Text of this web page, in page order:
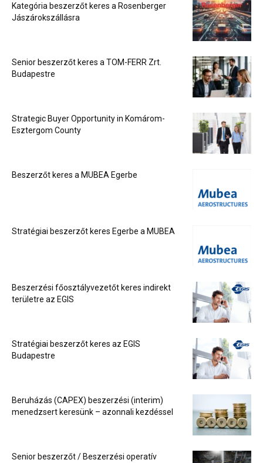
Kategória beszerzőt keres a Rosenberger
Jászárokszállásra
Senior beszerzőt keres a TOM-FERR Zrt.
Budapestre
Strategic Buyer Opportunity in Komárom-
Esztergom County
Beszerzőt keres a MUBEA Egerbe
Stratégiai beszerzőt keres Egerbe a MUBEA
Beszerzési főosztályvezetőt keres indirekt
területre az EGIS
Stratégiai beszerzőt keres az EGIS
Budapestre
Beruházás (CAPEX) beszerzési (interim)
menedzsert keresünk – azonnali kezdéssel
Senior beszerzőt / Beszerzési operatív